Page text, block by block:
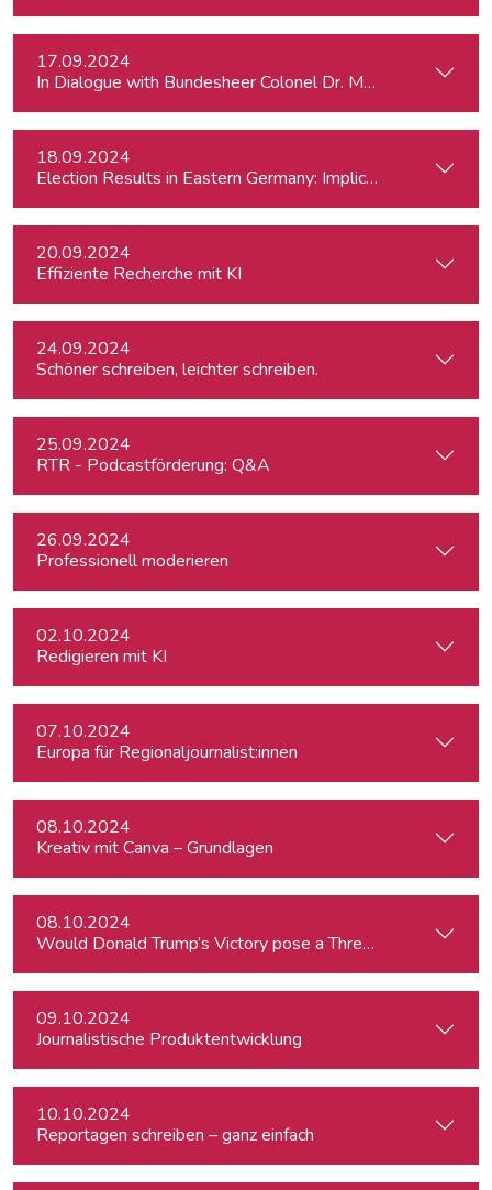
17.09.2024
In Dialogue with Bundesheer Colonel Dr. Markus Reisner -
18.09.2024
Election Results in Eastern Germany:
20.09.2024
Effiziente Recherche mit KI
24.09.2024
Schöner schreiben, leichter schreiben.
25.09.2024
RTR - Podcastförderung: Q&A
26.09.2024
Professionell moderieren
02.10.2024
Redigieren mit KI
07.10.2024
Europa für Regionaljournalist:innen
08.10.2024
Kreativ mit Canva – Grundlagen
08.10.2024
Would Donald Trump’s Victory pose a Threat to Press
09.10.2024
Journalistische Produktentwicklung
10.10.2024
Reportagen schreiben – ganz einfach